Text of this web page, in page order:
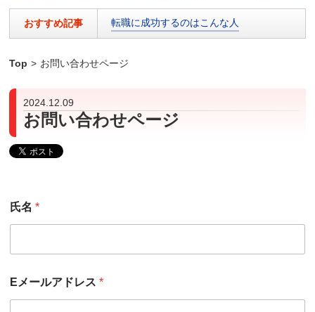
おすすめ記事 転職に成功するのはこんな人
Top > お問い合わせページ
2024.12.09
お問い合わせページ
氏名 *
Eメールアドレス *